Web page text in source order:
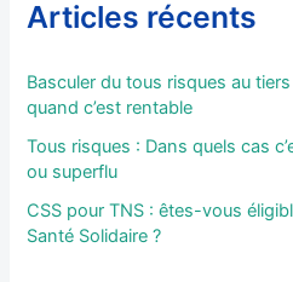
Articles récents
Basculer du tous risques au
quand c’est rentable
Tous risques : Dans quels cas
ou superflu
CSS pour TNS : êtes-vous
Santé Solidaire ?